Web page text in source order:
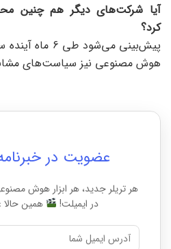
آیا شرکت‌های دیگر هم چنین
کرد؟
پیش‌بینی می‌شود
هوش مصنوعی نیز سیاست‌های
عضویت در خبرنامه
هر تریلر جدید، هر ابزار هوش
در ایمیلت!
همین